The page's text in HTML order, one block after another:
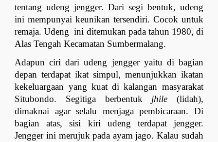
tentang udeng jengger. Dari segi bentuk, udeng
ini mempunyai keunikan tersendiri. Cocok untuk
remaja. Udeng  ini ditemukan pada tahun 1980, di
Alas Tengah Kecamatan Sumbermalang.
Adapun ciri dari udeng jengger yaitu di bagian
depan terdapat ikat simpul, menunjukkan ikatan
kekeluargaan yang kuat di kalangan masyarakat
Situbondo. Segitiga berbentuk jhile (lidah),
dimaknai agar selalu menjaga pembicaraan. Di
bagian atas, sisi kiri udeng terdapat jengger.
Jengger ini merujuk pada ayam jago. Kalau sudah